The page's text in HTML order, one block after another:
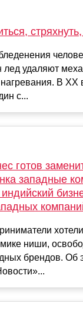
удаляют
В XX
с...
готов
западные
ниши,
брендов. Об